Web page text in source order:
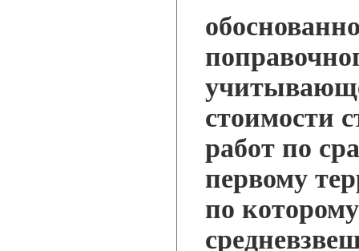
стоимости
работ по
первому
по